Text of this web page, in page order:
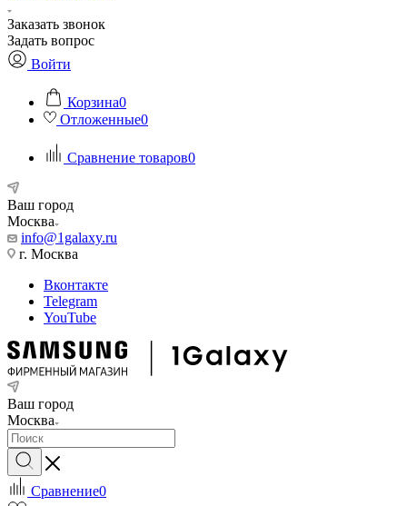
Заказать звонок
Задать вопрос
Войти
Корзина0
Отложенные0
Сравнение товаров0
Ваш город
Москва
info@1galaxy.ru
г. Москва
Вконтакте
Telegram
YouTube
Ваш город
Москва
Сравнение0